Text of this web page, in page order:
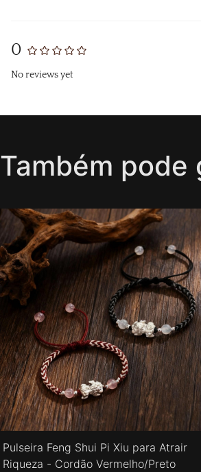
0
No reviews yet
Também pode
Pulseira Feng Shui Pi Xiu para Atrair
Riqueza - Cordão Vermelho/Preto